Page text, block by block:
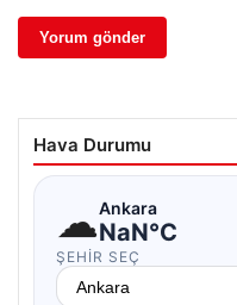
Hava Durumu
☁Ankara
NaN°C
ŞEHIR SEÇ